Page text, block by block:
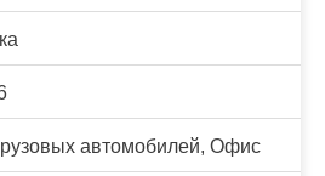
автомобилей, Офис